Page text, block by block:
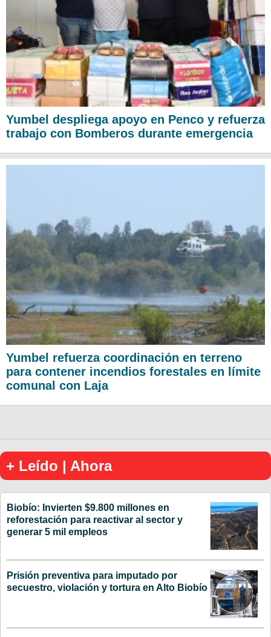
Yumbel despliega apoyo en Penco y refuerza
trabajo con Bomberos durante emergencia
Yumbel refuerza coordinación en terreno
para contener incendios forestales en límite
comunal con Laja
+ Leído | Ahora
Biobío: Invierten $9.800 millones en
reforestación para reactivar al sector y
generar 5 mil empleos
Prisión preventiva para imputado por
secuestro, violación y tortura en Alto Biobío